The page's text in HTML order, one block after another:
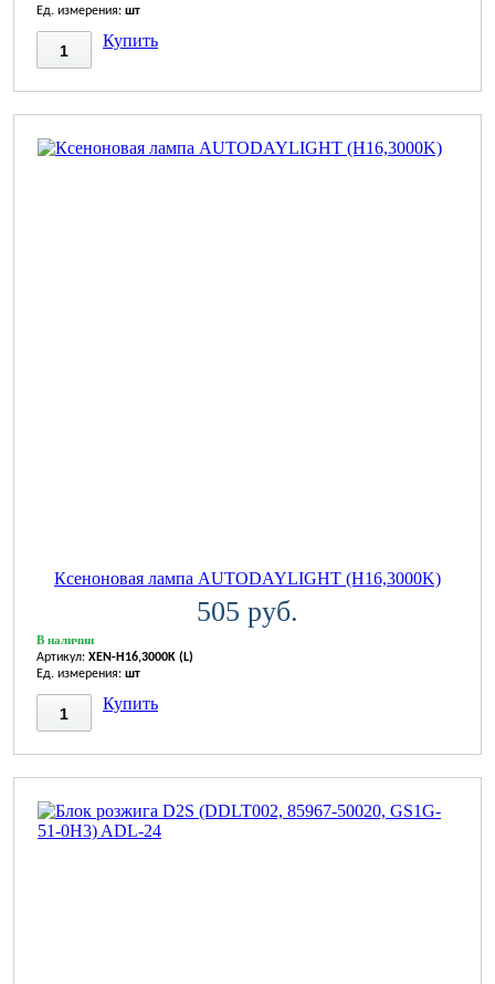
Ед. измерения: шт
Купить
Ксеноновая лампа AUTODAYLIGHT (H16,3000K)
505 руб.
В наличии
Артикул: XEN-H16,3000K (L)
Ед. измерения: шт
Купить